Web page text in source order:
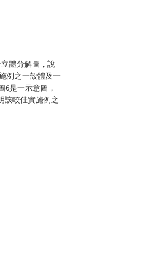
體分解圖，說
例之一殼體及一
6是一示意圖，
該較佳實施例之